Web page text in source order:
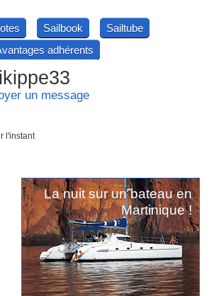
Sailbook
Sailtube
adhérents
un message
l'instant
La nuit sur un bateau en
Martinique !